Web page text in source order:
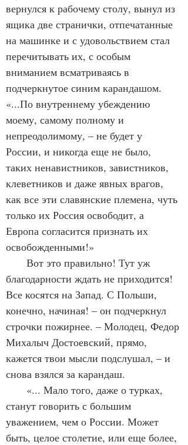
вернулся к рабочему столу, вынул из
ящика две странички, отпечатанные
на машинке и с удовольствием стал
перечитывать их, с особым
вниманием всматриваясь в
подчеркнутое синим карандашом.
«...По внутреннему убеждению
моему, самому полному и
непреодолимому, – не будет у
России, и никогда еще не было,
таких ненавистников, завистников,
клеветников и даже явных врагов,
как все эти славянские племена, чуть
только их Россия освободит, а
Европа согласится признать их
освобожденными!»
благодарности ждать не приходится!
Все косятся на Запад. С Польши,
конечно, начиная! – он подчеркнул
строчки пожирнее. – Молодец, Федор
Михалыч Достоевский, прямо,
кажется твои мысли подслушал, – и
снова взялся за карандаш.
станут говорить с большим
уважением, чем о России. Может
быть, целое столетие, или еще более,